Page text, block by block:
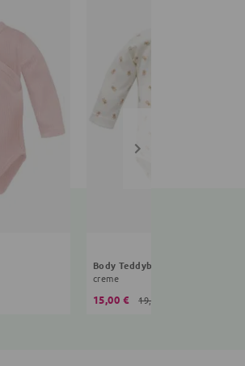
Body Teddybär
creme
15,00 € 19,99 €